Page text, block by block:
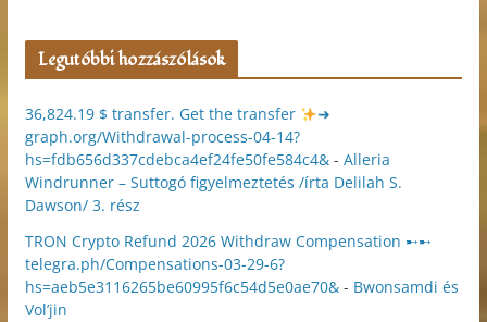
Legutóbbi hozzászólások
36,824.19 $ transfer. Get the transfer
➜
graph.org/Withdrawal-process-04-14?
hs=fdb656d337cdebca4ef24fe50fe584c4&- Alleria
Windrunner – Suttogó figyelmeztetés /írta Delilah S.
Dawson/ 3. rész
TRON Crypto Refund 2026 Withdraw Compensation ➸➸
telegra.ph/Compensations-03-29-6?
hs=aeb5e3116265be60995f6c54d5e0ae70&- Bwonsamdi és
Vol’jin